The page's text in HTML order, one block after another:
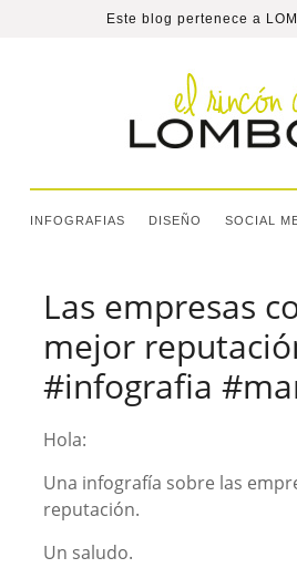
Este blog pertenece a
INFOGRAFIAS DISEÑO SOCIAL
Las empresas
mejor
#infografia
Hola:
Una infografía sobre las
reputación.
Un saludo.